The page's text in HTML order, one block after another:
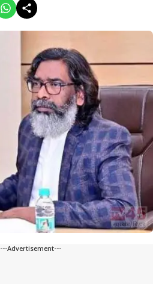
---Advertisement---